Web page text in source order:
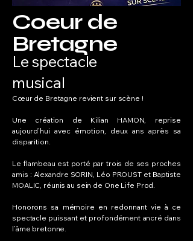
Coeur de
Bretagne
Le spectacle
musical
Cœur de Bretagne revient sur scène !
Une création de Kilian HAMON, reprise
aujourd’hui avec émotion, deux ans après sa
disparition.
Le flambeau est porté par trois de ses proches
amis : Alexandre SORIN, Léo PROUST et Baptiste
MOALIC, réunis au sein de One Life Prod.
Honorons sa mémoire en redonnant vie à ce
spectacle puissant et profondément ancré dans
l’âme bretonne.